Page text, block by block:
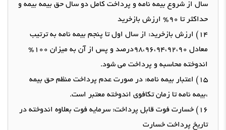
سال از شروع بیمه نامه و پرداخت کامل دو سال حق بیمه بیمه و
حداکثر تا 90%
ارزش بازخرید
14)
ارزش بازخرید: از سال اول تا پنجم بیمه نامه به ترتیب
معادل
98،96،94،92،90 درصد و پس از آن به میزان 100%
اندوخته محاسبهو پرداخت می شود.
15)
اعتبار بیمه نامه: در صورت عدم پرداخت منظم حق بیمه
،بیمه نامه تا زمان تکافوی اندوخته معتبر است.
16)
خسارت فوت قابل پرداخت: سرمایه فوت بعلاوه اندوخته در
تاریخ پرداخت خسارت